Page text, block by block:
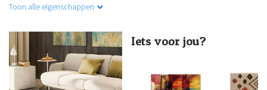
Toon alle eigenschappen
Iets voor jou?